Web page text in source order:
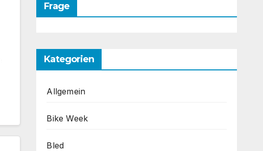
Frage
Kategorien
Allgemein
Bike Week
Bled